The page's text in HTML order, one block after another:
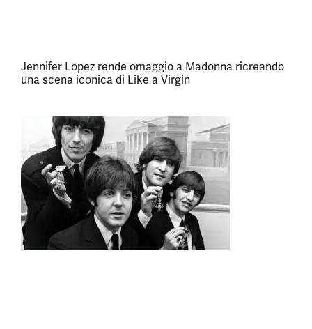
Jennifer Lopez rende omaggio a Madonna ricreando
una scena iconica di Like a Virgin